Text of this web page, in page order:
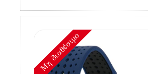
Mη διαθέσιμο